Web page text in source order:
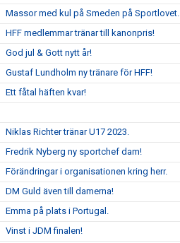
Massor med kul på Smeden på Sportlovet.
HFF medlemmar tränar till kanonpris!
God jul & Gott nytt år!
Gustaf Lundholm ny tränare för HFF!
Ett fåtal häften kvar!
Niklas Richter tränar U17 2023.
Fredrik Nyberg ny sportchef dam!
Förändringar i organisationen kring herr.
DM Guld även till damerna!
Emma på plats i Portugal.
Vinst i JDM finalen!